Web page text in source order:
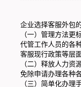
企业选择客服外包
（一）管理方法更
代管工作人员的各
客服现行政策等层
（二）释放人力资
免除申请办理各种
（三）简单化办理